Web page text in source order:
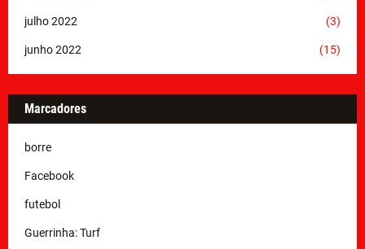
julho 2022 (3)
junho 2022 (15)
Marcadores
borre
Facebook
futebol
Guerrinha: Turf